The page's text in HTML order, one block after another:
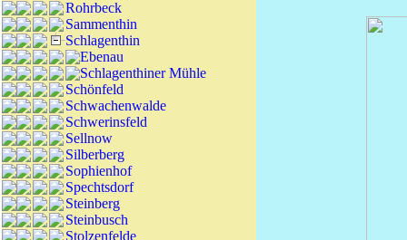
Rohrbeck
Sammenthin
Schlagenthin
Ebenau
Schlagenthiner Mühle
Schönfeld
Schwachenwalde
Schwerinsfeld
Sellnow
Silberberg
Sophienhof
Spechtsdorf
Steinberg
Steinbusch
Stolzenfelde